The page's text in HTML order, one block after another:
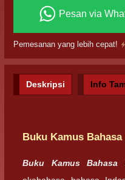
Pesan via
Pemesanan yang lebih cepat!
Deskripsi Info
Buku Kamus
Buku Kamus Bahasa